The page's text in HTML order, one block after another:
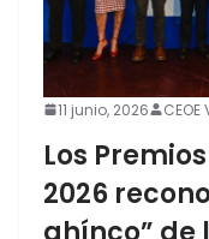
11 junio, 2026
Los
2026